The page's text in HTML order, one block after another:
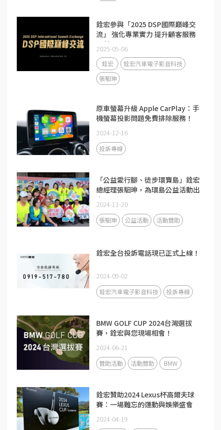
銓宏參與「2025 DSP國際巔峰交
流」 強化專業實力 提升顧客服務
品質
2025-05-06
銓宏
銓宏汽車電子影音科技
張馹珅
原車螢幕升級 Apple CarPlay：手
機螢幕投影問題免費排除服務！
2024-12-16
投訴專線
「公益愛行腳、徒步環寶島」銓宏
總經理張馹珅，為環島公益活動出
力
2024-11-20
張馹珅 公益活動 活動贊助
銓宏全台投訴電話現已正式上線！
2024-09-02
銓宏汽車電子影音科技 投訴專線
BMW GOLF CUP 2024台灣選拔
賽，銓宏與您現場相會！
2024-06-21
贊助活動 活動贊助 BMW
銓宏贊助2024 Lexus杯高爾夫球
賽：一場難忘的運動與娛樂盛會
2024-04-19